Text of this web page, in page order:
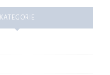
KATEGORIE